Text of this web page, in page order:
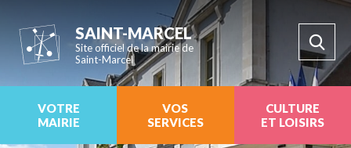
SAINT-MARCEL
Site officiel de la mairie de
Saint-Marcel
VOTRE
MAIRIE
VOS
SERVICES
CULTURE
ET LOISIRS